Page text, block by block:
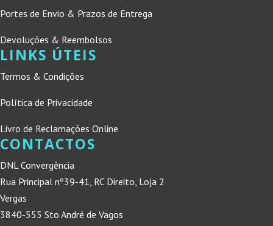
Portes de Envio & Prazos de Entrega
Devoluções & Reembolsos
LINKS ÚTEIS
Termos & Condições
Política de Privacidade
Livro de Reclamações Online
CONTACTOS
DNL Convergência
Rua Principal nº39-41, RC Direito, Loja 2
Vergas
3840-555 Sto André de Vagos